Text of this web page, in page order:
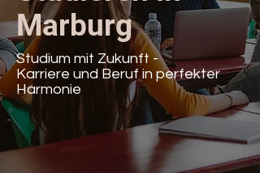
Marburg
Studium mit Zukunft -
Karriere und Beruf in perfekter
Harmonie